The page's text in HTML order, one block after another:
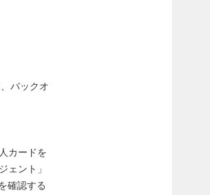
バックオ
カードを
ェント」
確認する